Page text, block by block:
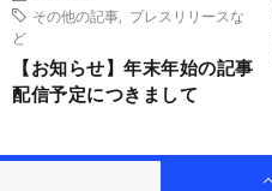
その他の記事
プレスリリースな
ど
【お知らせ】年末年始の記事
配信予定につきまして